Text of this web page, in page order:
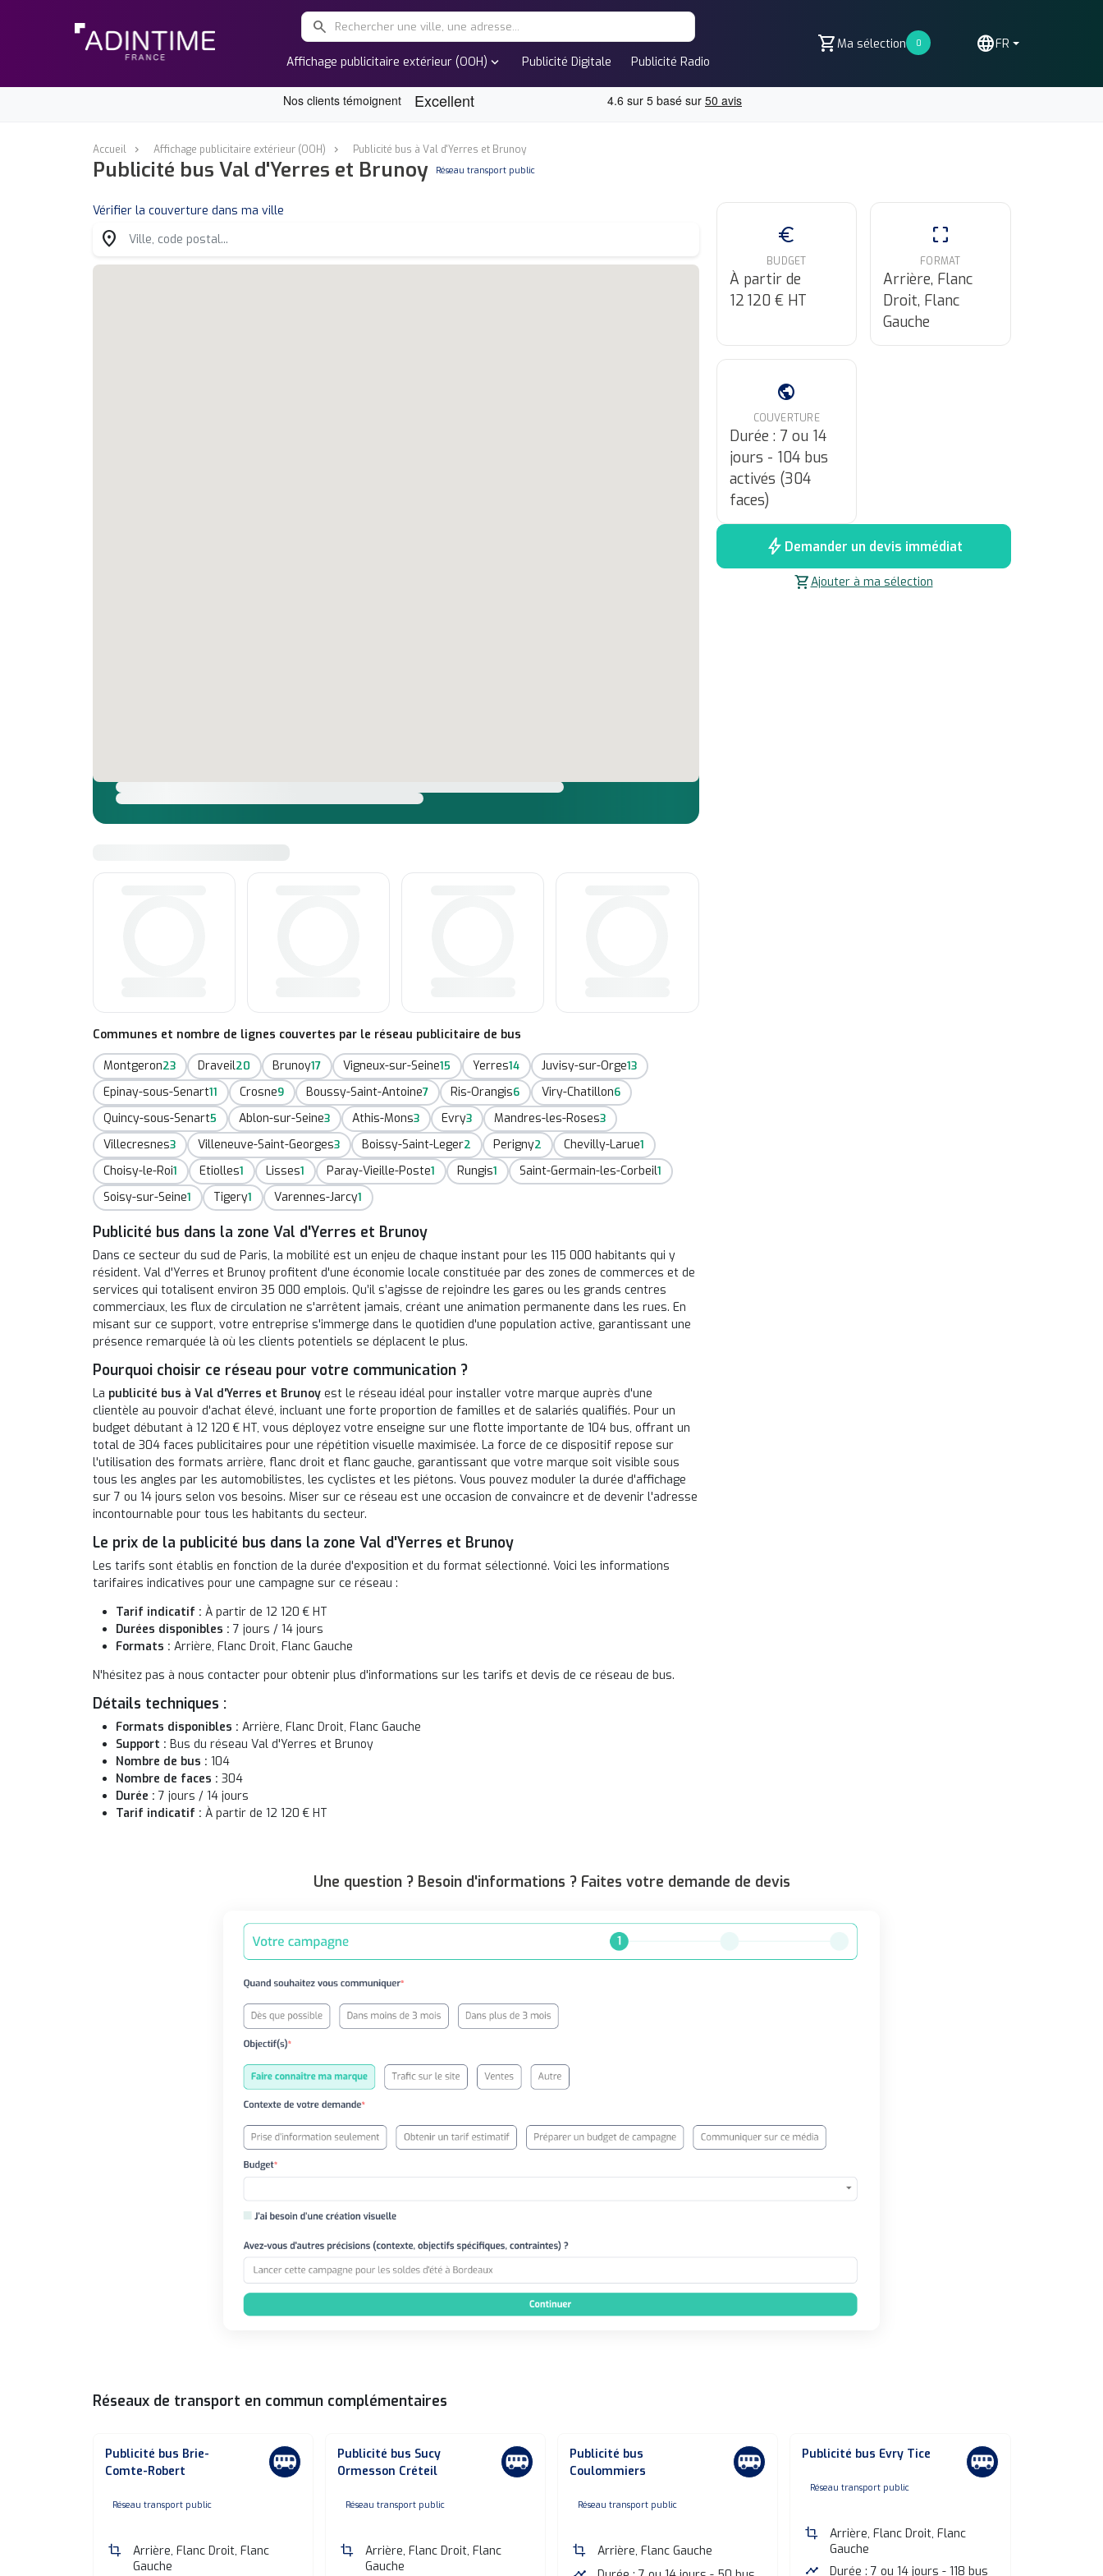
search
Affichage publicitaire extérieur (OOH) expand_more Publicité Digitale Publicité Radio
shopping_cartMa sélection 0 languageFR
Accueil Affichage publicitaire extérieur (OOH) Publicité bus à Val d'Yerres et Brunoy
Publicité bus Val d'Yerres et Brunoy none
Réseau transport public
Communes et nombre de lignes couvertes par le réseau publicitaire de bus
Montgeron23 Draveil20 Brunoy17 Vigneux-sur-Seine15 Yerres14 Juvisy-sur-Orge13
Epinay-sous-Senart11 Crosne9 Boussy-Saint-Antoine7 Ris-Orangis6 Viry-Chatillon6
Quincy-sous-Senart5 Ablon-sur-Seine3 Athis-Mons3 Evry3 Mandres-les-Roses3
Villecresnes3 Villeneuve-Saint-Georges3 Boissy-Saint-Leger2 Perigny2 Chevilly-Larue1
Choisy-le-Roi1 Etiolles1 Lisses1 Paray-Vieille-Poste1 Rungis1 Saint-Germain-les-Corbeil1
Soisy-sur-Seine1 Tigery1 Varennes-Jarcy1
Publicité bus dans la zone Val d'Yerres et Brunoy
Dans ce secteur du sud de Paris, la mobilité est un enjeu de chaque instant pour les 115 000 habitants qui y
résident. Val d'Yerres et Brunoy profitent d'une économie locale constituée par des zones de commerces et de
services qui totalisent environ 35 000 emplois. Qu’il s’agisse de rejoindre les gares ou les grands centres
commerciaux, les flux de circulation ne s'arrêtent jamais, créant une animation permanente dans les rues. En
misant sur ce support, votre entreprise s'immerge dans le quotidien d'une population active, garantissant une
présence remarquée là où les clients potentiels se déplacent le plus.
Pourquoi choisir ce réseau pour votre communication ?
La publicité bus à Val d'Yerres et Brunoyest le réseau idéal pour installer votre marque auprès d'une
clientèle au pouvoir d'achat élevé, incluant une forte proportion de familles et de salariés qualifiés. Pour un
budget débutant à 12 120 € HT, vous déployez votre enseigne sur une flotte importante de 104 bus, offrant un
total de 304 faces publicitaires pour une répétition visuelle maximisée. La force de ce dispositif repose sur
l'utilisation des formats arrière, flanc droit et flanc gauche, garantissant que votre marque soit visible sous
tous les angles par les automobilistes, les cyclistes et les piétons. Vous pouvez moduler la durée d'affichage
sur 7 ou 14 jours selon vos besoins. Miser sur ce réseau est une occasion de convaincre et de devenir l'adresse
incontournable pour tous les habitants du secteur.
Le prix de la publicité bus dans la zone Val d'Yerres et Brunoy
Les tarifs sont établis en fonction de la durée d'exposition et du format sélectionné. Voici les informations
tarifaires indicatives pour une campagne sur ce réseau :
Tarif indicatif : À partir de 12 120 € HT
Durées disponibles : 7 jours / 14 jours
Formats : Arrière, Flanc Droit, Flanc Gauche
N'hésitez pas à nous contacter pour obtenir plus d'informations sur les tarifs et devis de ce réseau de bus.
Détails techniques :
Formats disponibles : Arrière, Flanc Droit, Flanc Gauche
Support : Bus du réseau Val d'Yerres et Brunoy
Nombre de bus : 104
Nombre de faces : 304
Durée : 7 jours / 14 jours
Tarif indicatif : À partir de 12 120 € HT
Vérifier la couverture dans ma ville
location_on euro
BUDGET
À partir de
12 120 € HT
crop_free
FORMAT
Arrière, Flanc
Droit, Flanc
Gauche
public
COUVERTURE
Durée : 7 ou 14
jours - 104 bus
activés (304
faces)
bolt Demander un devis immédiat
shopping_cartAjouter à ma sélection
Une question ? Besoin d'informations ? Faites votre demande de devis
Réseaux de transport en commun complémentaires
Publicité bus Brie-
Comte-Robert
none
Réseau transport public
crop
Arrière, Flanc Droit, Flanc
Gauche
Publicité bus Sucy
Ormesson Créteil
none
Réseau transport public
crop
Arrière, Flanc Droit, Flanc
Gauche
Publicité bus
Coulommiers
none
Réseau transport public
crop
Arrière, Flanc Gauche
Publicité bus Evry Tice
none
Réseau transport public
crop
Arrière, Flanc Droit, Flanc
Gauche
timeline
Durée : 7 ou 14 jours - 118 bus